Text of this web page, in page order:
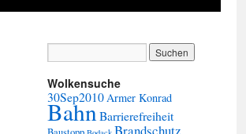
Wolkensuche
30Sep2010Armer Konrad
BahnBarrierefreiheit